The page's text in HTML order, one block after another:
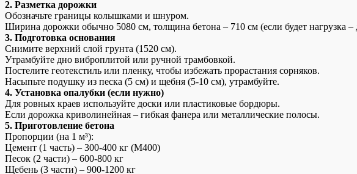
2. Разметка дорожки
Обозначьте границы колышками и шнуром.
Ширина дорожки обычно 5080 см, толщина бетона – 710 см (если будет нагрузка –
3. Подготовка основания
Снимите верхний слой грунта (1520 см).
Утрамбуйте дно виброплитой или ручной трамбовкой.
Постелите геотекстиль или пленку, чтобы избежать прорастания сорняков.
Насыпьте подушку из песка (5 см) и щебня (5-10 см), утрамбуйте.
4. Установка опалубки (если нужно)
Для ровных краев используйте доски или пластиковые бордюры.
Если дорожка криволинейная – гибкая фанера или металлические полосы.
5. Приготовление бетона
Пропорции (на 1 м³):
Цемент (1 часть) – 300-400 кг (М400)
Песок (2 части) – 600-800 кг
Щебень (3 части) – 900-1200 кг